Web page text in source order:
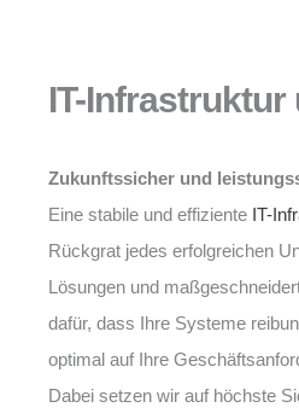
IT-Infrastruktur
Zukunftssicher und
Eine stabile und effiziente IT-
Rückgrat jedes erfolgreichen
Lösungen und
dafür, dass Ihre Systeme
optimal auf Ihre
Dabei setzen wir auf höchste